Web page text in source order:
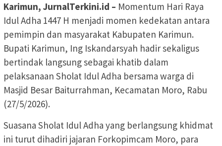
Karimun, JurnalTerkini.id – Momentum Hari Raya
Idul Adha 1447 H menjadi momen kedekatan antara
pemimpin dan masyarakat Kabupaten Karimun.
Bupati Karimun, Ing Iskandarsyah hadir sekaligus
bertindak langsung sebagai khatib dalam
pelaksanaan Sholat Idul Adha bersama warga di
Masjid Besar Baiturrahman, Kecamatan Moro, Rabu
(27/5/2026).
Suasana Sholat Idul Adha yang berlangsung khidmat
ini turut dihadiri jajaran Forkopimcam Moro, para